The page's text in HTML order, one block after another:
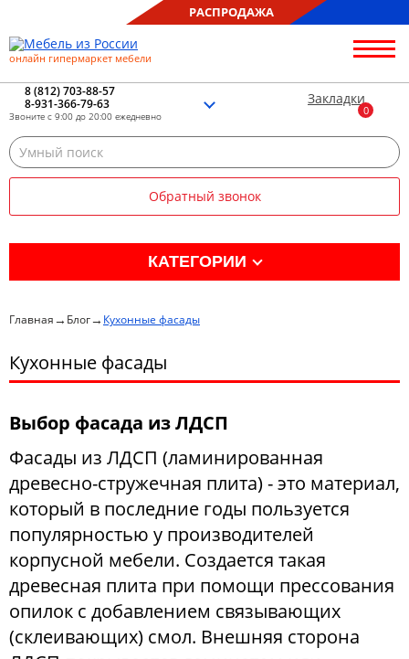
РАСПРОДАЖА
Контакты
Благотворительность
Блог
Сборка
Оплата
Отзывы
Закладки
онлайн гипермаркет мебели
8 (812) 703-88-57
8-931-366-79-63
Звоните с 9:00 до 20:00 ежедневно
Обратный звонок
КАТЕГОРИИ
Кухня
Мягкая мебель
Шкафы
Спальня
Главная→ Блог→ Кухонные фасады
Кухонные фасады
Выбор фасада из ЛДСП
Фасады из ЛДСП (ламинированная
древесно-стружечная плита) - это материал,
который в последние годы пользуется
популярностью у производителей
корпусной мебели. Создается такая
древесная плита при помощи прессования
опилок с добавлением связывающих
(склеивающих) смол. Внешняя сторона